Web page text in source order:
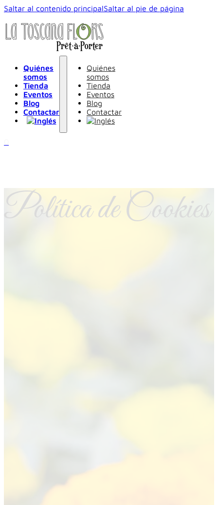
Saltar al contenido principalSaltar al pie de página
Quiénes
somos
Tienda
Eventos
Blog
Contactar
Quiénes
somos
Tienda
Eventos
Blog
Contactar
Política de Cookies